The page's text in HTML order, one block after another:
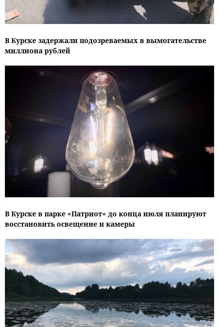
В Курске задержали подозреваемых в вымогательстве
миллиона рублей
В Курске в парке «Патриот» до конца июля планируют
восстановить освещение и камеры